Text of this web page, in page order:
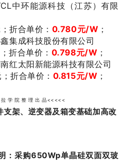
中环能源科技（江苏）有限
折合单价： 0.780元/W ；
集成科技股份有限公司
折合单价： 0.798元/W ；
红太阳新能源科技有限公司
；折合单价： 0.815元/W ；
学 院 整 理 出 品<<<<<
支架、逆变器及箱变基础加高改
：采购650Wp单晶硅双面双玻